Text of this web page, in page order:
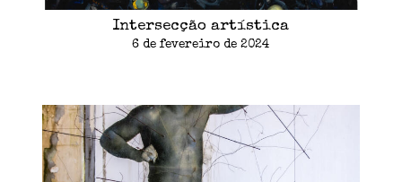
Intersecção artística
6 de fevereiro de 2024